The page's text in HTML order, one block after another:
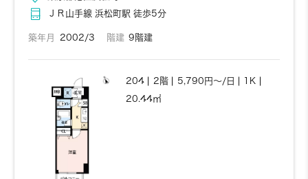
ＪＲ山手線 浜松町駅 徒歩5分
築年月 2002/3 階建 9階建
204 2階 5,790円～/日
1K
20.44㎡